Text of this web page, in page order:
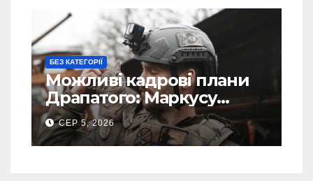
БЕЗ КАТЕГОРІЇ
Можливі кадрові плани
Драпатого: Маркусу
пророкують важливу
посаду у ЗСУ
СЕР 5, 2026